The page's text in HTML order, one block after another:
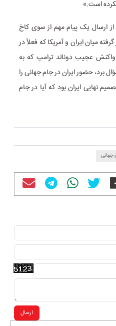
است.»
ارسال یک پیام مهم از سوی کاخ
میان ایران و آمریکا که فعلاً در
عجیب دونالد ترامپ که به
برد، حضور ایران در جام جهانی را
نهایی ایران بود که آیا در جام
جهانی
ارسال